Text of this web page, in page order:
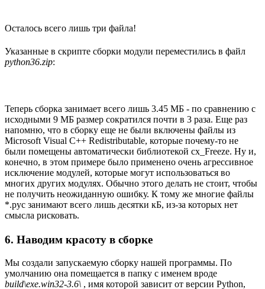
Осталось всего лишь три файла!
Указанные в скрипте сборки модули переместились в файл
python36.zip:
Теперь сборка занимает всего лишь 3.45 МБ - по сравнению с
исходными 9 МБ размер сократился почти в 3 раза. Еще раз
напомню, что в сборку еще не были включены файлы из
Microsoft Visual C++ Redistributable, которые почему-то не
были помещены автоматически библиотекой cx_Freeze. Ну и,
конечно, в этом примере было применено очень агрессивное
исключение модулей, которые могут использоваться во
многих других модулях. Обычно этого делать не стоит, чтобы
не получить неожиданную ошибку. К тому же многие файлы
*.pyc занимают всего лишь десятки кБ, из-за которых нет
смысла рисковать.
6. Наводим красоту в сборке
Мы создали запускаемую сборку нашей программы. По
умолчанию она помещается в папку с именем вроде
build\exe.win32-3.6\ , имя которой зависит от версии Python,